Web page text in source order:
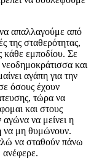
απαλλαγούμε από
της σταθερότητας,
κάθε εμποδίου. Σε
και
αγάπη για την
όσους έχουν
τώρα να
και στους
να μείνει η
να μη θυμώνουν.
να σταθούν πάνω